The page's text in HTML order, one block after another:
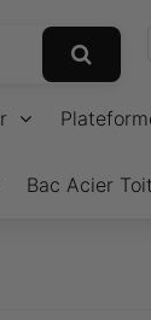
Bac Acier